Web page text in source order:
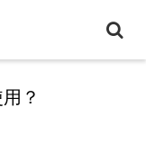
？